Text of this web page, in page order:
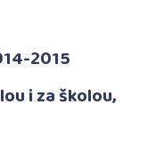
2015
i za školou,